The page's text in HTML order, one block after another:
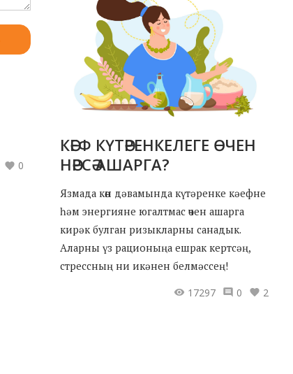
0
КӘЕФ КҮТӘРЕНКЕЛЕГЕ ӨЧЕН
НӘРСӘ АШАРГА?
Язмада көн дәвамында күтәренке кәефне
һәм энергияне югалтмас өчен ашарга
кирәк булган ризыкларны санадык.
Аларны үз рационыңа ешрак кертсәң,
стрессның ни икәнен белмәссең!
17297
0 2